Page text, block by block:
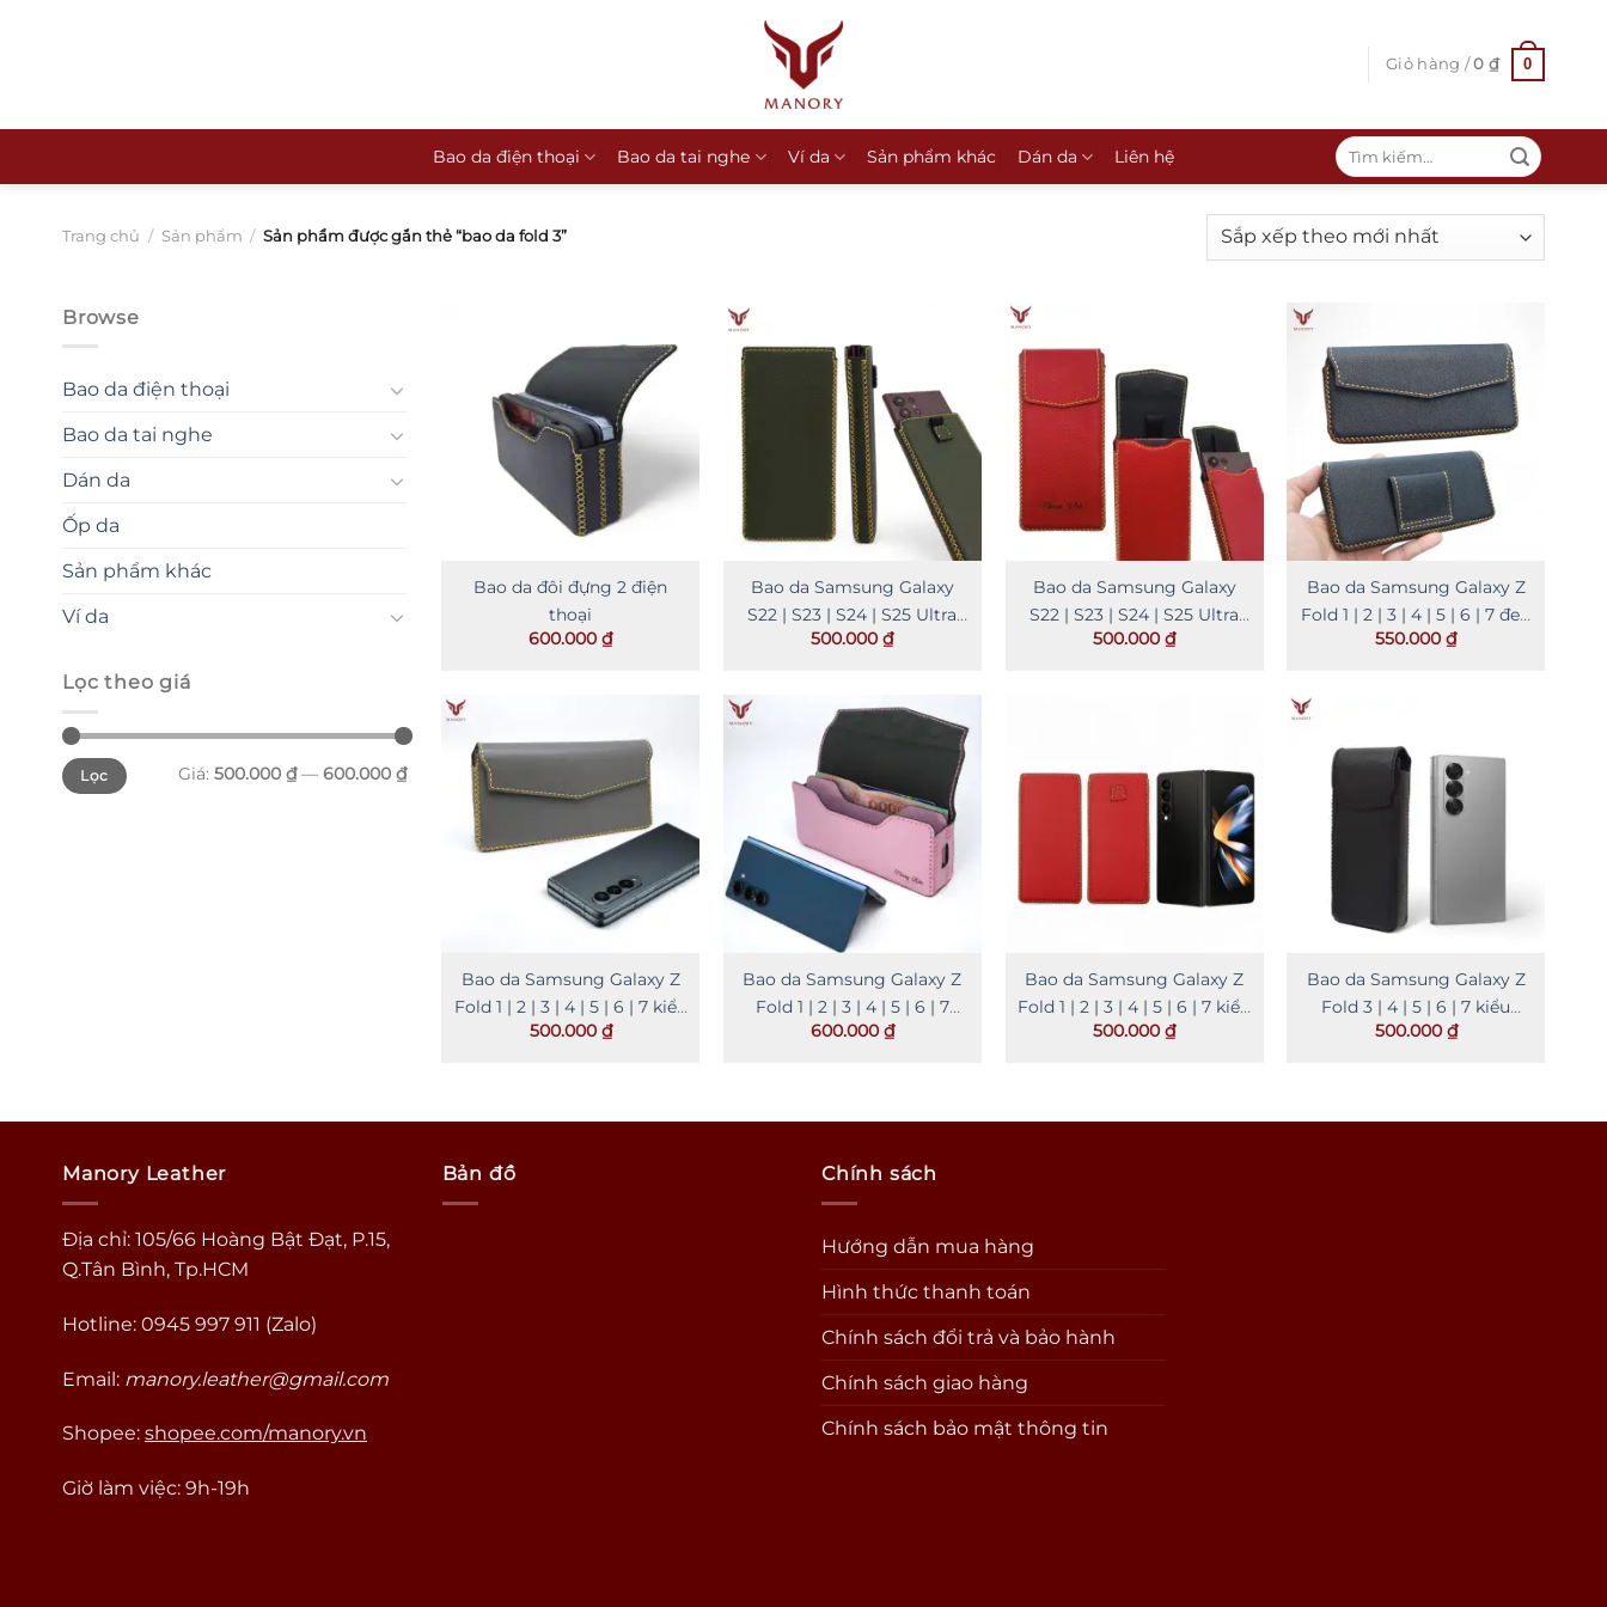
Giỏ hàng /0 ₫ 0
Bao da điện thoại Bao da tai nghe Ví da Sản phẩm khác Dán da Liên hệ
Tìm
kiếm:
Trang chủ / Sản phẩm / Sản phẩm được gắn thẻ “bao da fold 3”
Browse
Bao da điện thoại
Bao da tai nghe
Dán da
Ốp da
Sản phẩm khác
Ví da
Lọc theo giá
Giá
tối
thiểu
Giá
tối
đa
Lọc Giá: 500.000 ₫— 600.000 ₫
Bao da đôi đựng 2 điện
thoại
600.000₫
Bao da Samsung Galaxy
S22 | S23 | S24 | S25 Ultra
kiểu hộp
500.000₫
Bao da Samsung Galaxy
S22 | S23 | S24 | S25 Ultra
kiểu đứng
500.000₫
Bao da Samsung Galaxy Z
Fold 1 | 2 | 3 | 4 | 5 | 6 | 7 đeo
thắt lưng
550.000₫
Bao da Samsung Galaxy Z
Fold 1 | 2 | 3 | 4 | 5 | 6 | 7 kiểu
ngang
500.000₫
Bao da Samsung Galaxy Z
Fold 1 | 2 | 3 | 4 | 5 | 6 | 7
kèm ngăn tiền
600.000₫
Bao da Samsung Galaxy Z
Fold 1 | 2 | 3 | 4 | 5 | 6 | 7 kiểu
hộp
500.000₫
Bao da Samsung Galaxy Z
Fold 3 | 4 | 5 | 6 | 7 kiểu
đứng
500.000₫
Manory Leather
Địa chỉ: 105/66 Hoàng Bật Đạt, P.15,
Q.Tân Bình, Tp.HCM
Hotline: 0945 997 911 (Zalo)
Email: manory.leather@gmail.com
Shopee: shopee.com/manory.vn
Giờ làm việc: 9h-19h
Bản đồ Chính sách
Hướng dẫn mua hàng
Hình thức thanh toán
Chính sách đổi trả và bảo hành
Chính sách giao hàng
Chính sách bảo mật thông tin